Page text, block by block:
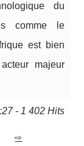
du
comme le
est bien
majeur
- 1 402 Hits